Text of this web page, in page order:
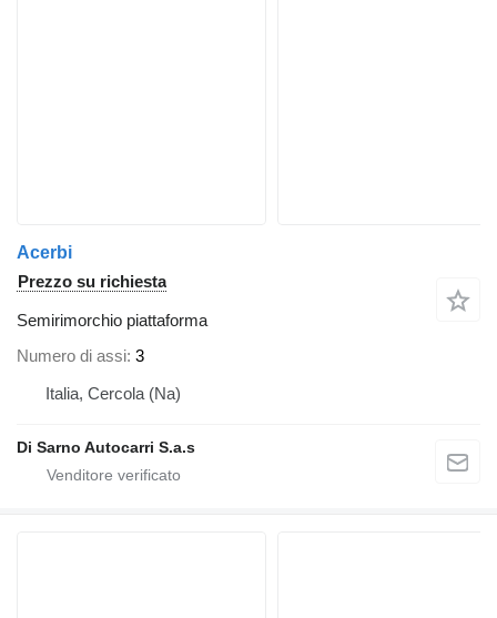
Acerbi
Prezzo su richiesta
Semirimorchio piattaforma
Numero di assi 3
Italia, Cercola (Na)
Di Sarno Autocarri S.a.s